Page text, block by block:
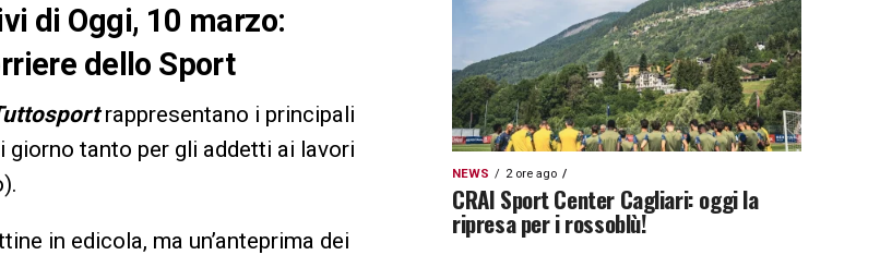
di Oggi, 10 marzo:
dello Sport
rappresentano i principali
tanto per gli addetti ai lavori
in edicola, ma un’anteprima dei
NEWS 2 ore ago
CRAI Sport Center Cagliari: oggi la
ripresa per i rossoblù!